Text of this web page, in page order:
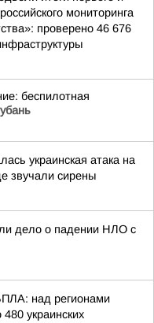
мониторинга
проверено 46 676
беспилотная
украинская атака на
звучали сирены
дело о падении НЛО с
над регионами
украинских